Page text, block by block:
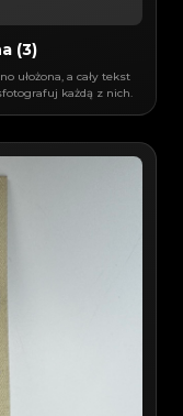
(3)
ułożona, a cały tekst
każdą z nich.